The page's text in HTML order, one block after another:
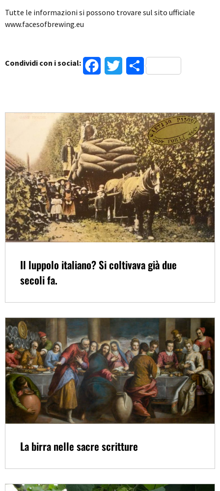
Tutte le informazioni si possono trovare sul sito ufficiale
www.facesofbrewing.eu
Condividi con i social: FacebookTwitterCondividi
Il luppolo italiano? Si coltivava già due
secoli fa.
La birra nelle sacre scritture